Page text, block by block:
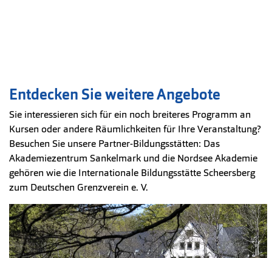
Entdecken Sie weitere Angebote
Sie interessieren sich für ein noch breiteres Programm an
Kursen oder andere Räumlichkeiten für Ihre Veranstaltung?
Besuchen Sie unsere Partner-Bildungsstätten: Das
Akademiezentrum Sankelmark und die Nordsee Akademie
gehören wie die Internationale Bildungsstätte Scheersberg
zum Deutschen Grenzverein e. V.